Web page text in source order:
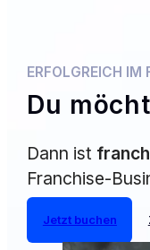
ERFOLGREICH IM
Du
Dann ist
Franchise-
Jetzt buchen